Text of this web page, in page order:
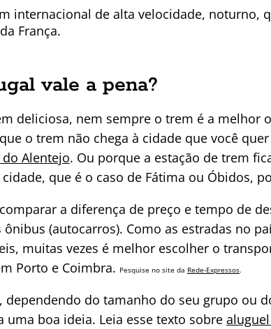
internacional de alta velocidade, noturno,
França.
vale a pena?
deliciosa, nem sempre o trem é a melhor
o trem não chega à cidade que você
Alentejo. Ou porque a estação de trem
que é o caso de Fátima ou Óbidos,
a diferença de preço e tempo de
(autocarros). Como as estradas no
muitas vezes é melhor escolher o
Porto e Coimbra. Pesquise no site da Rede-Expressos.
dependendo do tamanho do seu grupo ou
uma boa ideia. Leia esse texto sobre